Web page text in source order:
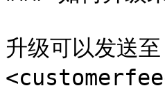
升级可以发送